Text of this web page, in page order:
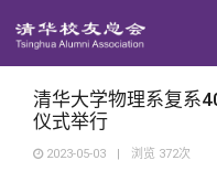
地区
年级
回馈母校
捐赠
媒体平台
清华大学物理系复系
仪式举行
2023-05-03 | 浏览 372次